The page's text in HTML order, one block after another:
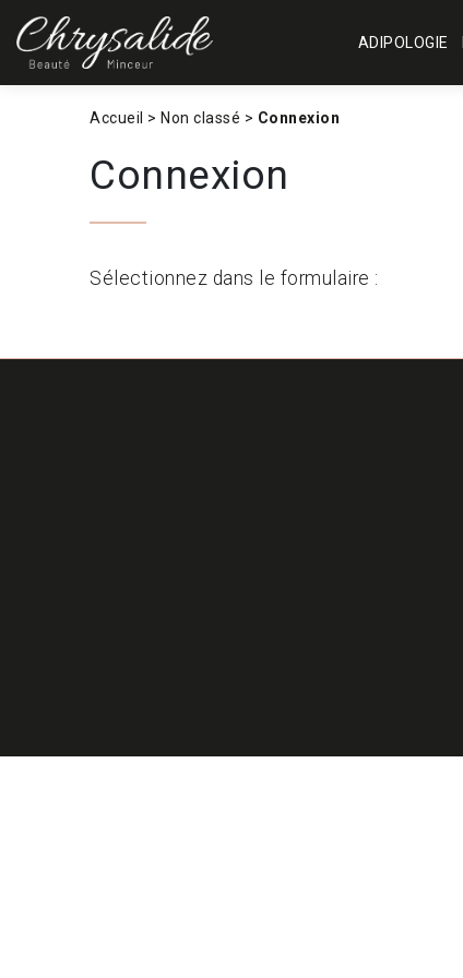
Aller
au
contenu
ADIPOLOGIE
Accueil > Non classé > Connexion
Connexion
Sélectionnez dans le formulaire :